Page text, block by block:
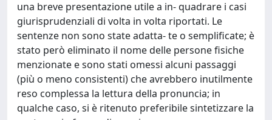
una breve presentazione utile a in- quadrare i casi
giurisprudenziali di volta in volta riportati. Le
sentenze non sono state adatta- te o semplificate; è
stato però eliminato il nome delle persone fisiche
menzionate e sono stati omessi alcuni passaggi
(più o meno consistenti) che avrebbero inutilmente
reso complessa la lettura della pronuncia; in
qualche caso, si è ritenuto preferibile sintetizzare la